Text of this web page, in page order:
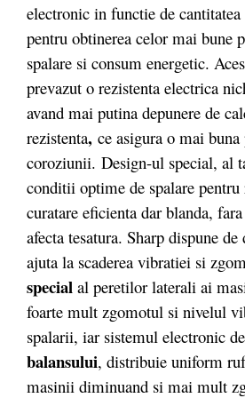
electronic in functie de
pentru obtinerea celor mai bune
spalare si consum energetic.
prevazut o rezistenta electrica
avand mai putina depunere de
rezistenta, ce asigura o mai
coroziunii. Design-ul special, al
conditii optime de spalare pentru
curatare eficienta dar blanda,
afecta tesatura. Sharp dispune
ajuta la scaderea vibratiei si
special al peretilor laterali ai
foarte mult zgomotul si nivelul
spalarii, iar sistemul electronic de
balansului, distribuie uniform
masinii diminuand si mai mult